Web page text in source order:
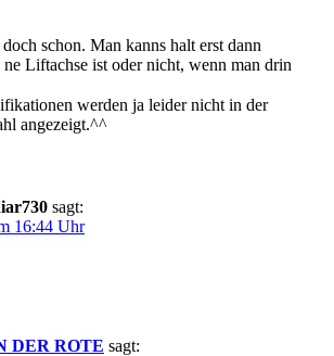
schon. Man kanns halt erst dann
ne Liftachse ist oder nicht, wenn man drin
werden ja leider nicht in der
angezeigt.^^
sagt:
16:44 Uhr
DER ROTE sagt: